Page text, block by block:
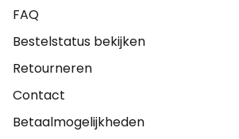
FAQ
Bestelstatus bekijken
Retourneren
Contact
Betaalmogelijkheden